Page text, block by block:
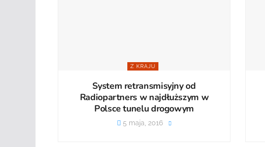
Z KRAJU
System retransmisyjny od
Radiopartners w najdłuższym w
Polsce tunelu drogowym
5 maja, 2016